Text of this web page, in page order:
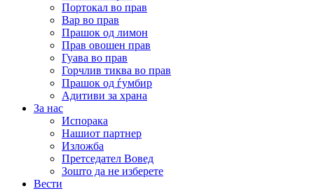
Портокал во прав
Вар во прав
Прашок од лимон
Прав овошен прав
Гуава во прав
Горчлив тиква во прав
Прашок од ѓумбир
Адитиви за храна
За нас
Испорака
Нашиот партнер
Изложба
Претседател Вовед
Зошто да не изберете
Вести